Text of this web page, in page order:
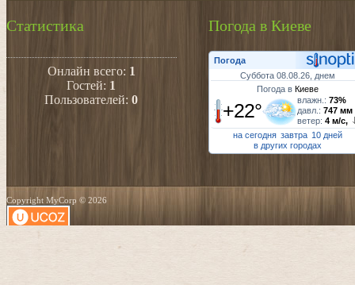
Статистика
Онлайн всего: 1
Гостей: 1
Пользователей:0
Погода в Киеве
Погода
Суббота 08.08.26, днем
Погода вКиеве
+22° влажн.:73%
давл.:747 мм
ветер:4 м/с,
на сегодня завтра 10 дней
в других городах
Copyright MyCorp © 2026